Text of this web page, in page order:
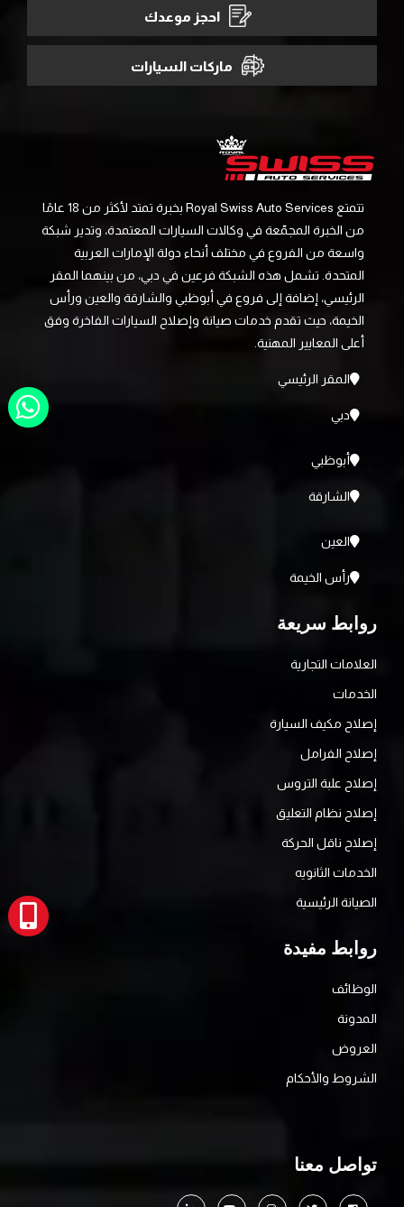
احجز موعدك
ماركات السيارات
تتمتع Royal Swiss Auto Services بخبرة تمتد لأكثر من 18 عامًا
من الخبرة المجمّعة في وكالات السيارات المعتمدة، وتدير شبكة
واسعة من الفروع في مختلف أنحاء دولة الإمارات العربية
المتحدة. تشمل هذه الشبكة فرعين في دبي، من بينهما المقر
الرئيسي، إضافة إلى فروع في أبوظبي والشارقة والعين ورأس
الخيمة، حيث تقدم خدمات صيانة وإصلاح السيارات الفاخرة وفق
أعلى المعايير المهنية.
المقر الرئيسي
دبي
أبوظبي
الشارقة
العين
رأس الخيمة
روابط سريعة
العلامات التجارية
الخدمات
إصلاح مكيف السيارة
إصلاح الفرامل
إصلاح علبة التروس
إصلاح نظام التعليق
إصلاح ناقل الحركة
الخدمات الثانويه
الصيانة الرئيسية
روابط مفيدة
الوظائف
المدونة
العروض
الشروط والأحكام
تواصل معنا